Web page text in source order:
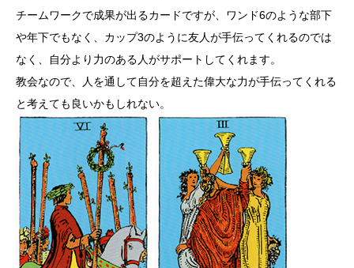
チームワークで成果が出るカードですが、ワンド6のような部下
や年下でもなく、カップ3のように友人が手伝ってくれるのでは
なく、自分より力のある人がサポートしてくれます。
教会なので、人を通して自分を超えた偉大な力が手伝ってくれる
と考えても良いかもしれない。